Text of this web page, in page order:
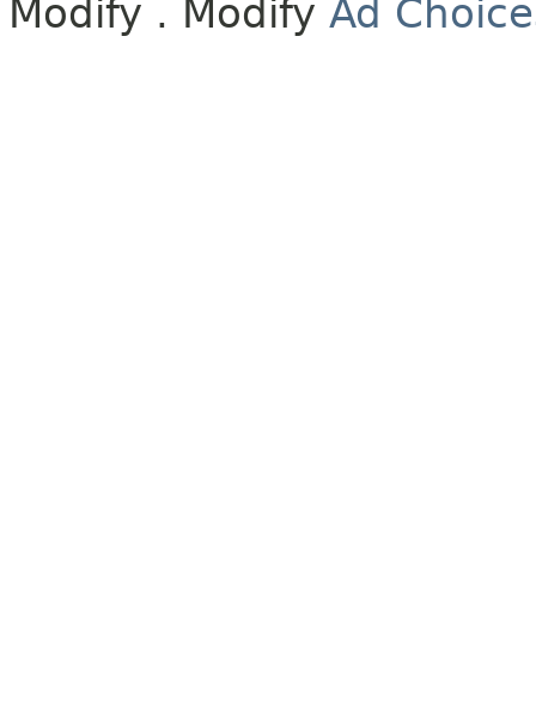
Modify . Modify Ad